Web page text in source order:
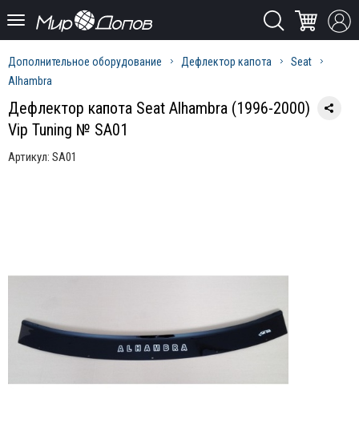
Дополнительное оборудование Дефлектор капота
Seat
Alhambra
Дефлектор капота Seat Alhambra (1996-2000)
Vip Tuning № SA01
Артикул: SA01